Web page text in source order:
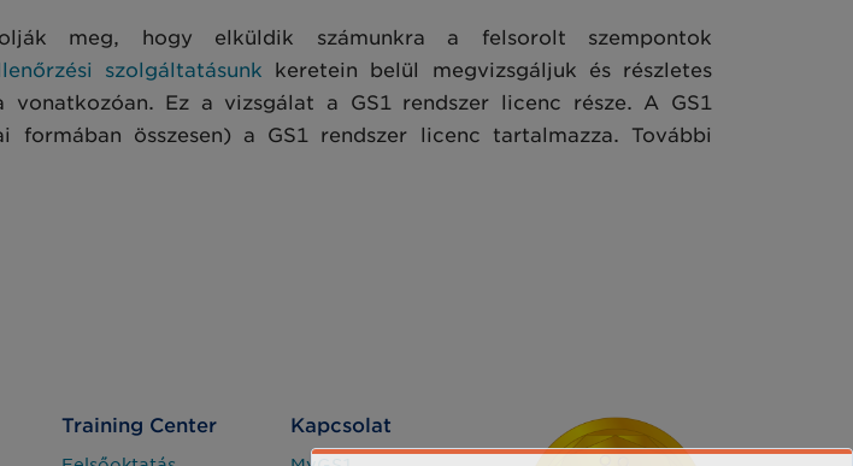
meg, hogy elküldik számunkra a felsorolt szempontok
szolgáltatásunk keretein belül megvizsgáljuk és részletes
Ez a vizsgálat a GS1 rendszer licenc része. A GS1
összesen) a GS1 rendszer licenc tartalmazza. További
Training Center Kapcsolat